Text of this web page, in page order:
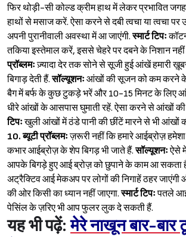
फिर थोड़ी-सी कोल्ड क्रीम हाथ में लेकर प्रभावित
हाथों से मसाज करें. ऐसा करने से दबी त्वचा या त्वचा पर
अपनी पुरानीवाली अवस्था में आ जाएंगी.स्मार्ट टिपः
तकिया इस्तेमाल करें, इससे चेहरे पर दबने के निशान
प्रॉब्लमःज़्यादा देर तक सोने से सूजी हुई आंखें हमारी
बिगाड़ देती हैं.सॉल्यूशनःआंखों की सूजन को कम करने के
बैग में बर्फ के कुछ टुकड़े भरें और 10-15 मिनट के लिए
धीरे आंखों के आसपास घुमाती रहें. ऐसा करने से आंखों
टिपःखुली आंखों में ठंडे पानी की छींटें मारने से भी आंखों
10.ब्यूटी प्रॉब्लमःज़रूरी नहीं कि हमारे आईब्रोज़
कभार आईब्रोज़ के शेप बिगड़ भी जाते हैं.सॉल्यूशनःऐसे
आपके बिगड़े हुए आई ब्रोज़ को छुपाने के काम आ सकता
अट्रैक्टिव आई मेकअप पर लोगों की निगाहें ठहर
की ओर किसी का ध्यान नहीं जाएगा.स्मार्ट टिपःपतले
पेसिंल के ज़रिए भी आप फुलर लुक दे सकती हैं.
यह भी पढ़ें:मेरे नाखून बार-बार